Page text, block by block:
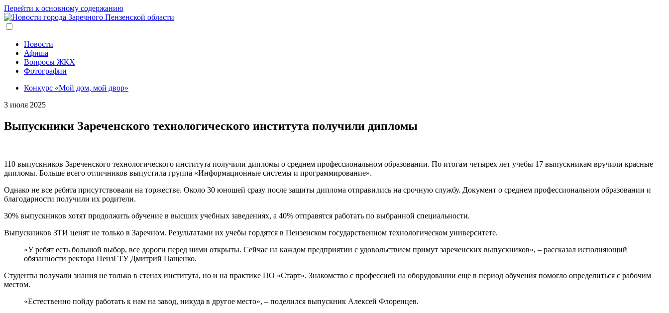
Перейти к основному содержанию
Новости
Афиша
Вопросы ЖКХ
Фотографии
Конкурс «Мой дом, мой двор»
3 июля 2025
Выпускники Зареченского технологического института получили дипломы
110 выпускников Зареченского технологического института получили дипломы о среднем профессиональном образовании. По итогам четырех лет учебы 17 выпускникам вручили красные
дипломы. Больше всего отличников выпустила группа «Информационные системы и программирование».
Однако не все ребята присутствовали на торжестве. Около 30 юношей сразу после защиты диплома отправились на срочную службу. Документ о среднем профессиональном образовании и
благодарности получили их родители.
30% выпускников хотят продолжить обучение в высших учебных заведениях, а 40% отправятся работать по выбранной специальности.
Выпускников ЗТИ ценят не только в Заречном. Результатами их учебы гордятся в Пензенском государственном технологическом университете.
«У ребят есть большой выбор, все дороги перед ними открыты. Сейчас на каждом предприятии с удовольствием примут зареченских выпускников», – рассказал исполняющий
обязанности ректора ПензГТУ Дмитрий Пащенко.
Студенты получали знания не только в стенах института, но и на практике ПО «Старт». Знакомство с профессией на оборудовании еще в период обучения помогло определиться с рабочим
местом.
«Естественно пойду работать к нам на завод, никуда в другое место», – поделился выпускник Алексей Флоренцев.